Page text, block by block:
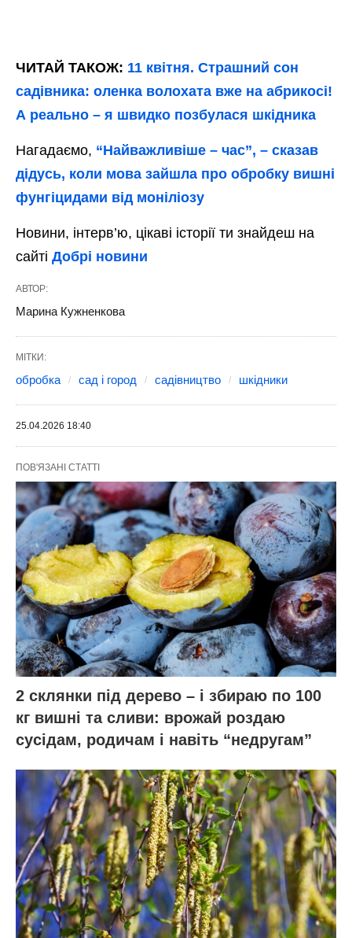
ЧИТАЙ ТАКОЖ: 11 квітня. Страшний сон
садівника: оленка волохата вже на абрикосі!
А реально – я швидко позбулася шкідника
Нагадаємо, “Найважливіше – час”, – сказав
дідусь, коли мова зайшла про обробку вишні
фунгіцидами від моніліозу
Новини, інтерв’ю, цікаві історії ти знайдеш на
сайті Добрі новини
АВТОР:
Марина Кужненкова
МІТКИ:
обробка сад і город садівництво шкідники
25.04.2026 18:40
ПОВ'ЯЗАНІ СТАТТІ
2 склянки під дерево – і збираю по 100
кг вишні та сливи: врожай роздаю
сусідам, родичам і навіть “недругам”